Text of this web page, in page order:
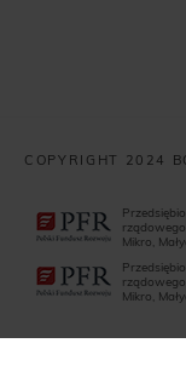
COPYRIGHT 2024
Mikro,
Mikro,